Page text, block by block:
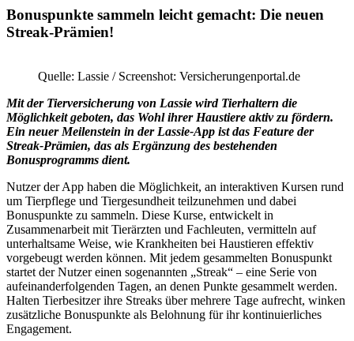
Bonuspunkte sammeln leicht gemacht: Die neuen
Streak-Prämien!
Quelle: Lassie / Screenshot: Versicherungenportal.de
Mit der Tierversicherung von Lassie wird Tierhaltern die
Möglichkeit geboten, das Wohl ihrer Haustiere aktiv zu fördern.
Ein neuer Meilenstein in der Lassie-App ist das Feature der
Streak-Prämien, das als Ergänzung des bestehenden
Bonusprogramms dient.
Nutzer der App haben die Möglichkeit, an interaktiven Kursen rund
um Tierpflege und Tiergesundheit teilzunehmen und dabei
Bonuspunkte zu sammeln. Diese Kurse, entwickelt in
Zusammenarbeit mit Tierärzten und Fachleuten, vermitteln auf
unterhaltsame Weise, wie Krankheiten bei Haustieren effektiv
vorgebeugt werden können. Mit jedem gesammelten Bonuspunkt
startet der Nutzer einen sogenannten „Streak“ – eine Serie von
aufeinanderfolgenden Tagen, an denen Punkte gesammelt werden.
Halten Tierbesitzer ihre Streaks über mehrere Tage aufrecht, winken
zusätzliche Bonuspunkte als Belohnung für ihr kontinuierliches
Engagement.